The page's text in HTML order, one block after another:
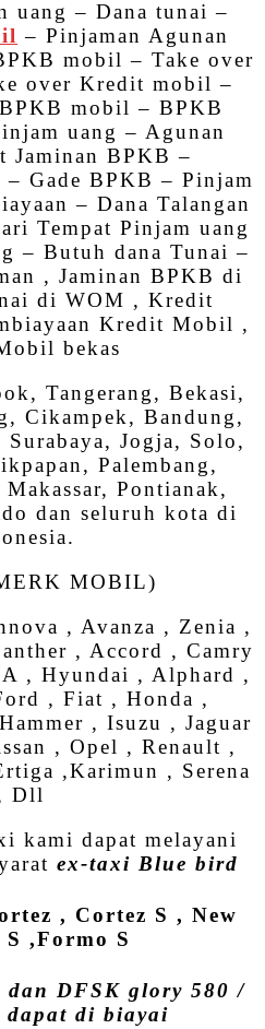
uang – Dana tunai –
– Pinjaman Agunan
mobil – Take over
over Kredit mobil –
mobil – BPKB
uang – Agunan
Jaminan BPKB –
– Gade BPKB – Pinjam
– Dana Talangan
Tempat Pinjam uang
– Butuh dana Tunai –
, Jaminan BPKB di
di WOM , Kredit
Kredit Mobil ,
bekas
Tangerang, Bekasi,
Cikampek, Bandung,
Surabaya, Jogja, Solo,
Palembang,
Pontianak,
dan seluruh kota di
MOBIL)
, Avanza , Zenia ,
, Accord , Camry
, Hyundai , Alphard ,
, Fiat , Honda ,
, Isuzu , Jaguar
, Opel , Renault ,
,Karimun , Serena
Dll
kami dapat melayani
ex-taxi Blue bird
, Cortez S , New
,Formo S
DFSK glory 580 /
di biayai